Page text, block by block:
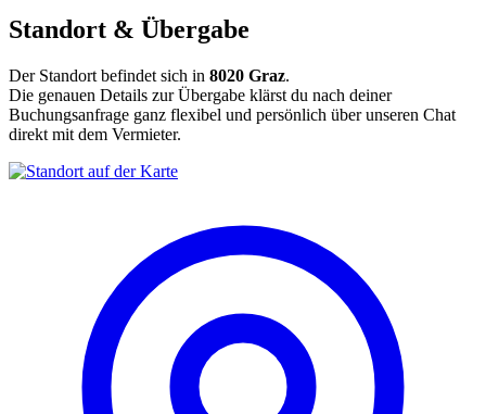
Standort & Übergabe
Der Standort befindet sich in 8020 Graz.
Die genauen Details zur Übergabe klärst du nach deiner
Buchungsanfrage ganz flexibel und persönlich über unseren Chat
direkt mit dem Vermieter.